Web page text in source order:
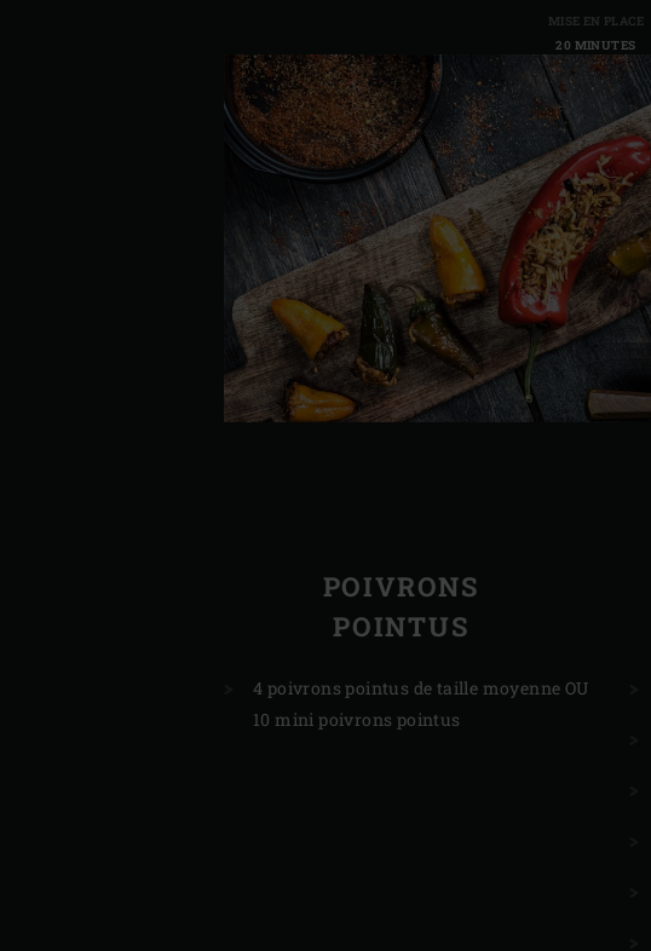
MISE EN PLACE
20 MINUTES
POIVRONS
POINTUS
4 poivrons pointus de taille moyenne OU
10 mini poivrons pointus